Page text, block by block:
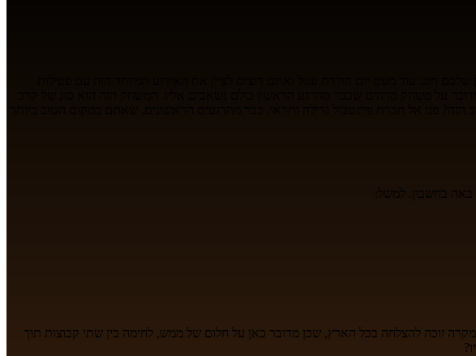
בחשבון. למשל:
זוכה להצלחה בכל הארץ, שכן מדובר כאן על חלום של ממש, לחימה בין שתי קבוצות תוך